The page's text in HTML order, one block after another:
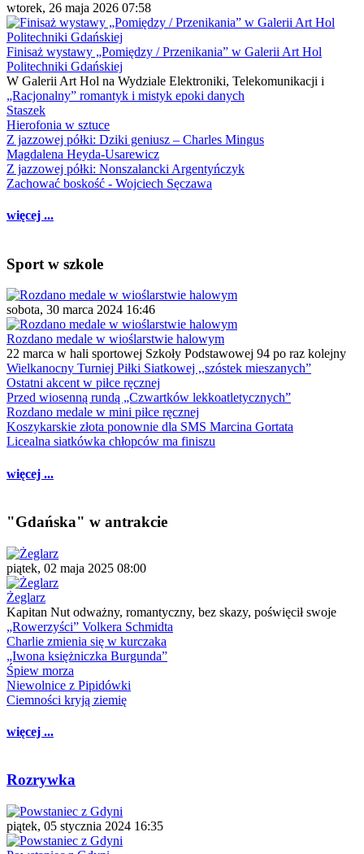
wtorek, 26 maja 2026 07:58
Finisaż wystawy „Pomiędzy / Przenikania” w Galerii Art Hol
Politechniki Gdańskiej
W Galerii Art Hol na Wydziale Elektroniki, Telekomunikacji i
„Racjonalny” romantyk i mistyk epoki danych
Staszek
Hierofonia w sztuce
Z jazzowej półki: Dziki geniusz – Charles Mingus
Magdalena Heyda-Usarewicz
Z jazzowej półki: Nonszalancki Argentyńczyk
Zachować boskość - Wojciech Sęczawa
więcej ...
Sport w szkole
sobota, 30 marca 2024 16:46
Rozdano medale w wioślarstwie halowym
22 marca w hali sportowej Szkoły Podstawowej 94 po raz kolejny
Wielkanocny Turniej Piłki Siatkowej ,,szóstek mieszanych”
Ostatni akcent w piłce ręcznej
Przed wiosenną rundą „Czwartków lekkoatletycznych”
Rozdano medale w mini piłce ręcznej
Koszykarskie złota ponownie dla SMS Marcina Gortata
Licealna siatkówka chłopców ma finiszu
więcej ...
"Gdańska" w antrakcie
piątek, 02 maja 2025 08:00
Żeglarz
Kapitan Nut odważny, romantyczny, bez skazy, poświęcił swoje
„Rowerzyści” Volkera Schmidta
Charlie zmienia się w kurczaka
„Iwona księżniczka Burgunda”
Śpiew morza
Niewolnice z Pipidówki
Ciemności kryją ziemię
więcej ...
Rozrywka
piątek, 05 stycznia 2024 16:35